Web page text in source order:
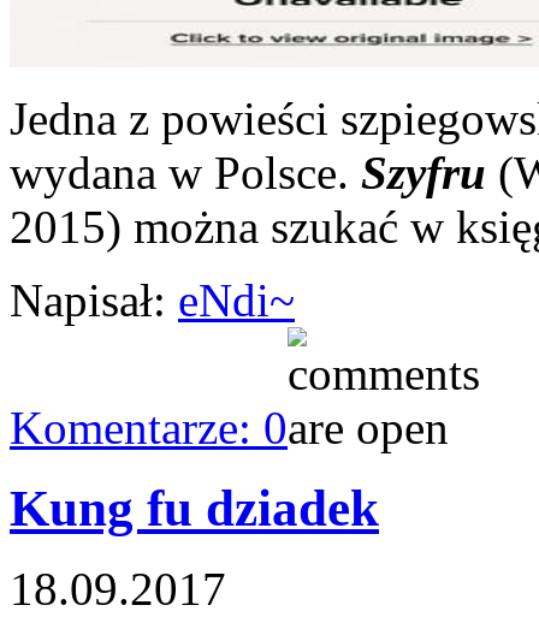
Jedna z powieści
wydana w Polsce. Szyfru
2015) można szukać w
Napisał: eNdi~
Komentarze: 0
Kung fu dziadek
18.09.2017